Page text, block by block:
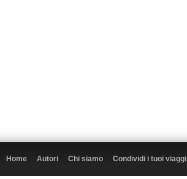
Home Autori Chi siamo Condividi i tuoi viaggi